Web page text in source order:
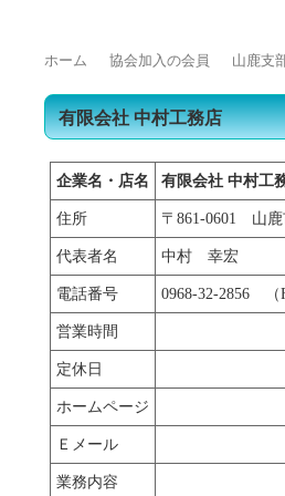
ホーム 協会加入の会員 山鹿支
有限会社 中村工務店
企業名・店名 有限会社 中村工
住所 〒861-0601 山鹿
代表者名 中村 幸宏
電話番号 0968-32-2856 （
営業時間
定休日
ホームページ
Ｅメール
業務内容